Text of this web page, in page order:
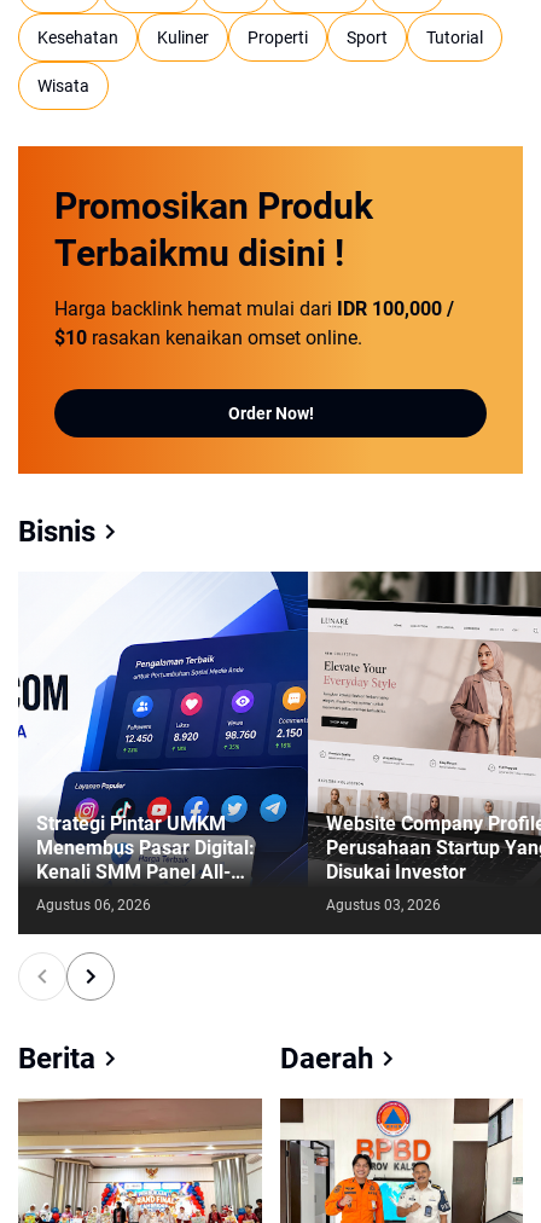
Kesehatan Kuliner Properti Sport Tutorial
Wisata
Promosikan Produk
Terbaikmu disini !
Harga backlink hemat mulai dari
IDR 100,000 /
$10 rasakan kenaikan omset online.
Order Now!
Bisnis
Strategi Pintar UMKM
Menembus Pasar Digital:
Kenali SMM Panel All-
uneed.com
Agustus 06, 2026
Website Company
Perusahaan Startup
Disukai Investor
Agustus 03, 2026
Berita Daerah